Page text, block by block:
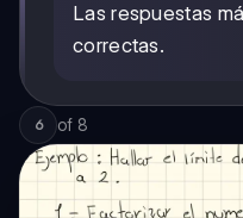
Las respuestas
correctas.
6 of 8